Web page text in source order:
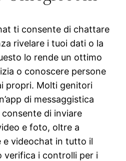
ti consente di chattare
rivelare i tuoi dati o la
lo rende un ottimo
o conoscere persone
propri. Molti genitori
di messaggistica
di inviare
e foto, oltre a
videochat in tutto il
verifica i controlli per i